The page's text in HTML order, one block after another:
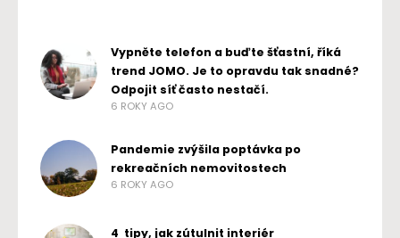
Vypněte telefon a buďte šťastní, říká
trend JOMO. Je to opravdu tak snadné?
Odpojit síť často nestačí.
6 ROKY AGO
Pandemie zvýšila poptávka po
rekreačních nemovitostech
6 ROKY AGO
4 tipy, jak zútulnit interiér